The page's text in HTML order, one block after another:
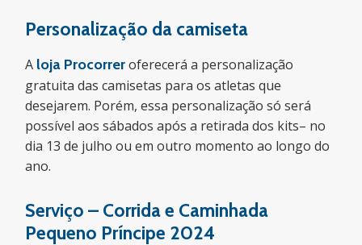
Personalização da camiseta
A loja Procorreroferecerá a personalização
gratuita das camisetas para os atletas que
desejarem. Porém, essa personalização só será
possível aos sábados após a retirada dos kits– no
dia 13 de julho ou em outro momento ao longo do
ano.
Serviço – Corrida e Caminhada
Pequeno Príncipe 2024